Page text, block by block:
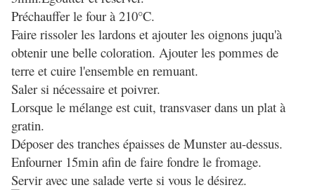
Préchauffer le four à 210°C.
Faire rissoler les lardons et ajouter les oignons juqu'à
obtenir une belle coloration. Ajouter les pommes de
terre et cuire l'ensemble en remuant.
Saler si nécessaire et poivrer.
Lorsque le mélange est cuit, transvaser dans un plat à
gratin.
Déposer des tranches épaisses de Munster au-dessus.
Enfourner 15min afin de faire fondre le fromage.
Servir avec une salade verte si vous le désirez.